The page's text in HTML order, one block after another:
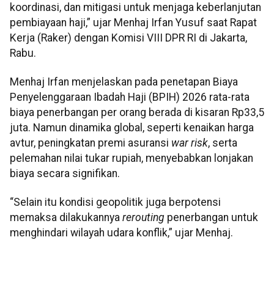
koordinasi, dan mitigasi untuk menjaga keberlanjutan
pembiayaan haji,” ujar Menhaj Irfan Yusuf saat Rapat
Kerja (Raker) dengan Komisi VIII DPR RI di Jakarta,
Rabu.
Menhaj Irfan menjelaskan pada penetapan Biaya
Penyelenggaraan Ibadah Haji (BPIH) 2026 rata-rata
biaya penerbangan per orang berada di kisaran Rp33,5
juta. Namun dinamika global, seperti kenaikan harga
avtur, peningkatan premi asuransi war risk, serta
pelemahan nilai tukar rupiah, menyebabkan lonjakan
biaya secara signifikan.
“Selain itu kondisi geopolitik juga berpotensi
memaksa dilakukannya rerouting penerbangan untuk
menghindari wilayah udara konflik,” ujar Menhaj.